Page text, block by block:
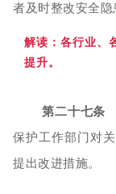
者及时整改安全隐
解读：各行业、
提升。
第二十七条
保护工作部门对
提出改进措施。